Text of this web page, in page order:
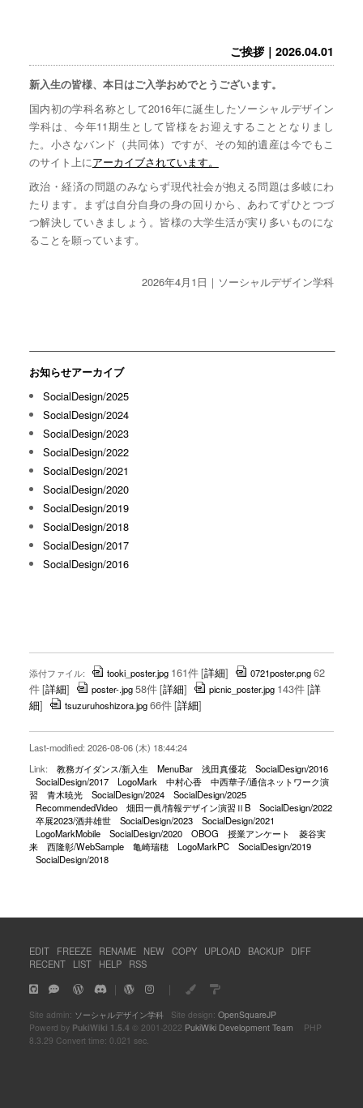
ご挨拶｜2026.04.01
新入生の皆様、本日はご入学おめでとうございます。
国内初の学科名称として2016年に誕生したソーシャルデザイン
学科は、今年11期生として皆様をお迎えすることとなりまし
た。小さなバンド（共同体）ですが、その知的遺産は今でもこ
のサイト上にアーカイブされています。
政治・経済の問題のみならず現代社会が抱える問題は多岐にわ
たります。まずは自分自身の身の回りから、あわてずひとつづ
つ解決していきましょう。皆様の大学生活が実り多いものにな
ることを願っています。
2026年4月1日｜ソーシャルデザイン学科
お知らせアーカイブ
SocialDesign/2025
SocialDesign/2024
SocialDesign/2023
SocialDesign/2022
SocialDesign/2021
SocialDesign/2020
SocialDesign/2019
SocialDesign/2018
SocialDesign/2017
SocialDesign/2016
添付ファイル: tooki_poster.jpg 161件[詳細] 0721poster.png62
件[詳細] poster-.jpg58件[詳細] picnic_poster.jpg 143件[詳
細] tsuzuruhoshizora.jpg66件[詳細]
Last-modified: 2026-08-06 (木) 18:44:24
Link:
教務ガイダンス/新入生 MenuBar 浅田真優花
SocialDesign/2016
SocialDesign/2017
LogoMark 中村心香
中西華子/通信ネットワーク演
習
青木暁光 SocialDesign/2024
SocialDesign/2025
RecommendedVideo
畑田一眞/情報デザイン演習ⅡB
SocialDesign/2022
卒展2023/酒井雄世
SocialDesign/2023
SocialDesign/2021
LogoMarkMobile
SocialDesign/2020 OBOG 授業アンケート
菱谷実
来
西隆彰/WebSample 亀崎瑞穂 LogoMarkPC
SocialDesign/2019
SocialDesign/2018
EDIT FREEZE RENAME NEW COPY UPLOAD BACKUP
DIFF
RECENT
LIST HELP RSS
｜ ｜
Site admin: ソーシャルデザイン学科Site design: OpenSquareJP
Powerd by PukiWiki 1.5.4 © 2001-2022 PukiWiki Development Team PHP
8.3.29 Convert time: 0.021 sec.